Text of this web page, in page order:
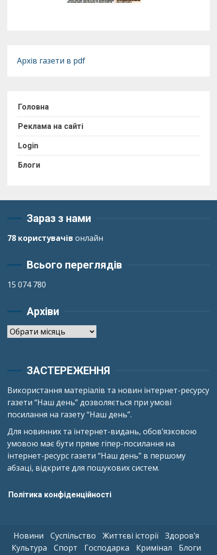
Архів газети в pdf
Головна
Реклама на сайті
Login
Блоги
Зараз з нами
78 користувачів онлайн
Всього переглядів
15 074 780
Архіви
Архіви
ЗАСТЕРЕЖЕННЯ
Використання матеріалів та новин інтернет-ресурсу
газети “Наш день” дозволяється при умові
посилання на газету “Наш день”.
Для новинних та інтернет-видань, обов’язковою
умовою має бути пряме гіпер-посилання на
інтернет-ресурс газети “Наш день” в першому
абзаці, відкрите для пошукових систем.
Політика конфіденційності
Новини Суспільство Життєві історії
Здоров’я
Культура
Спорт Господарка Кримінал Блоги